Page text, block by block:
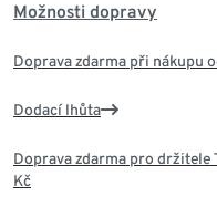
Možnosti dopravy
Doprava zdarma při nákupu
Dodací lhůta
Doprava zdarma pro
Kč